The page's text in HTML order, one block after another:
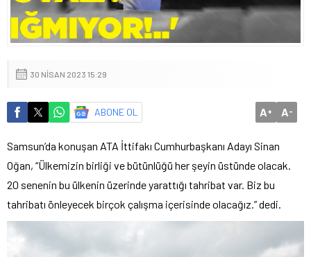
30 NISAN 2023 15:29
ABONE OL A+ A-
Samsun’da konuşan ATA İttifakı Cumhurbaşkanı Adayı Sinan
Oğan, “Ülkemizin birliği ve bütünlüğü her şeyin üstünde olacak.
20 senenin bu ülkenin üzerinde yarattığı tahribat var. Biz bu
tahribatı önleyecek birçok çalışma içerisinde olacağız.” dedi.